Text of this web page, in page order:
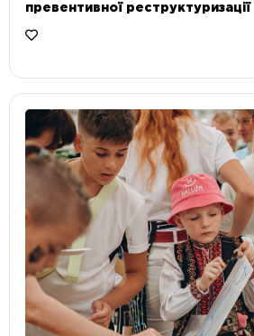
превентивної реструктуризації